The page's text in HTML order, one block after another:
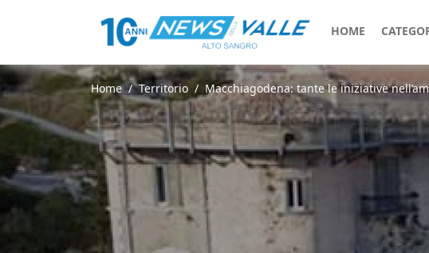
HOME
Home Territorio Macchiagodena: tante le iniziative